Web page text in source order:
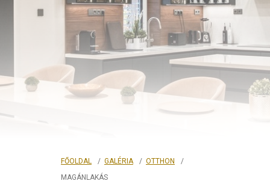
FŐOLDAL GALÉRIA
OTTHON
MAGÁNLAKÁS